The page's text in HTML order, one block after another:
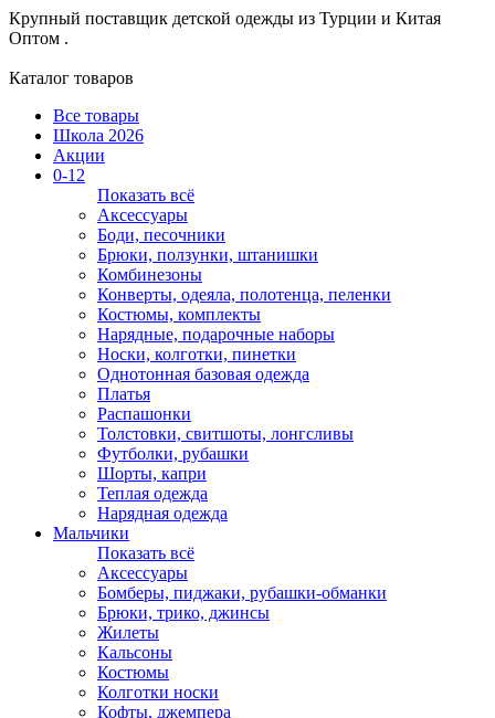
Крупный поставщик детской одежды из Турции и Китая
Оптом .
Каталог товаров
Все товары
Школа 2026
Акции
0-12
Показать всё
Аксессуары
Боди, песочники
Брюки, ползунки, штанишки
Комбинезоны
Конверты, одеяла, полотенца, пеленки
Костюмы, комплекты
Нарядные, подарочные наборы
Носки, колготки, пинетки
Однотонная базовая одежда
Платья
Распашонки
Толстовки, свитшоты, лонгсливы
Футболки, рубашки
Шорты, капри
Теплая одежда
Нарядная одежда
Мальчики
Показать всё
Аксессуары
Бомберы, пиджаки, рубашки-обманки
Брюки, трико, джинсы
Жилеты
Кальсоны
Костюмы
Колготки носки
Кофты, джемпера